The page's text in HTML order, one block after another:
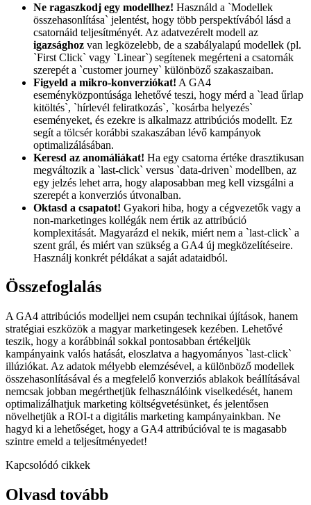
Ne ragaszkodj egy modellhez! Használd a `Modellek
összehasonlítása` jelentést, hogy több perspektívából lásd a
csatornáid teljesítményét. Az adatvezérelt modell az
igazsághoz van legközelebb, de a szabályalapú modellek (pl.
`First Click` vagy `Linear`) segítenek megérteni a csatornák
szerepét a `customer journey` különböző szakaszaiban.
Figyeld a mikro-konverziókat! A GA4
eseményközpontúsága lehetővé teszi, hogy mérd a `lead űrlap
kitöltés`, `hírlevél feliratkozás`, `kosárba helyezés`
eseményeket, és ezekre is alkalmazz attribúciós modellt. Ez
segít a tölcsér korábbi szakaszában lévő kampányok
optimalizálásában.
Keresd az anomáliákat! Ha egy csatorna értéke drasztikusan
megváltozik a `last-click` versus `data-driven` modellben, az
egy jelzés lehet arra, hogy alaposabban meg kell vizsgálni a
szerepét a konverziós útvonalban.
Oktasd a csapatot! Gyakori hiba, hogy a cégvezetők vagy a
non-marketinges kollégák nem értik az attribúció
komplexitását. Magyarázd el nekik, miért nem a `last-click` a
szent grál, és miért van szükség a GA4 új megközelítéseire.
Használj konkrét példákat a saját adataidból.
Összefoglalás
A GA4 attribúciós modelljei nem csupán technikai újítások, hanem
stratégiai eszközök a magyar marketingesek kezében. Lehetővé
teszik, hogy a korábbinál sokkal pontosabban értékeljük
kampányaink valós hatását, eloszlatva a hagyományos `last-click`
illúziókat. Az adatok mélyebb elemzésével, a különböző modellek
összehasonlításával és a megfelelő konverziós ablakok beállításával
nemcsak jobban megérthetjük felhasználóink viselkedését, hanem
optimalizálhatjuk marketing költségvetésünket, és jelentősen
növelhetjük a ROI-t a digitális marketing kampányainkban. Ne
hagyd ki a lehetőséget, hogy a GA4 attribúcióval te is magasabb
szintre emeld a teljesítményedet!
Kapcsolódó cikkek
Olvasd tovább